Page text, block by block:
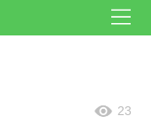
23